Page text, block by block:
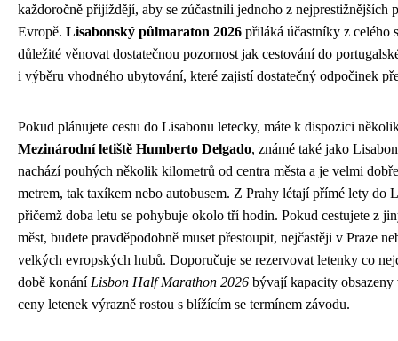
každoročně přijíždějí, aby se zúčastnili jednoho z nejprestižnějších
Evropě. Lisabonský půlmaraton 2026 přiláká účastníky z celého
důležité věnovat dostatečnou pozornost jak cestování do
i výběru vhodného ubytování, které zajistí dostatečný odpočinek
Pokud plánujete cestu do Lisabonu letecky, máte k dispozici
Mezinárodní letiště Humberto Delgado, známé také jako
nachází pouhých několik kilometrů od centra města a je velmi
metrem, tak taxíkem nebo autobusem. Z Prahy létají přímé lety do
přičemž doba letu se pohybuje okolo tří hodin. Pokud cestujete z
měst, budete pravděpodobně muset přestoupit, nejčastěji v Praze
velkých evropských hubů. Doporučuje se rezervovat letenky co
době konání Lisbon Half Marathon 2026 bývají kapacity
ceny letenek výrazně rostou s blížícím se termínem závodu.